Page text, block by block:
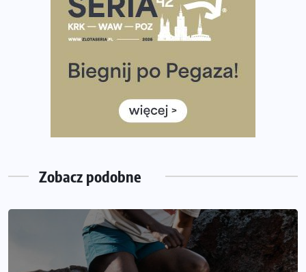
Wystartuje rekordowa liczba uczestników
35. Bieg Powstania Warszawskiego – praktyczny
Ile razy w tygodniu biegać? 3 treningi wystarczą? Jak
często biegać, żeby robić postępy
Już w ten weekend! Przed nami Nocny Portowy Maraton
i Półmaraton Szczeciński. Wszystko, co warto wiedzieć
Zobacz podobne